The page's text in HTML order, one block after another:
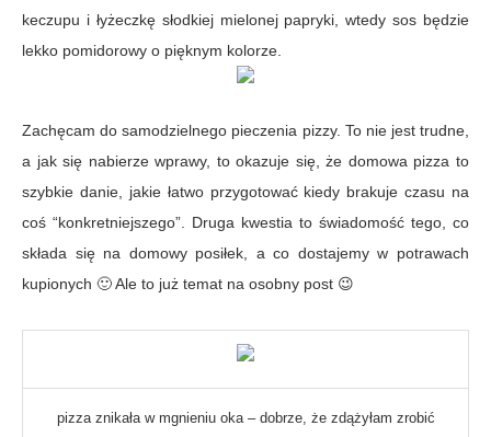
keczupu i łyżeczkę słodkiej mielonej papryki, wtedy sos będzie
lekko pomidorowy o pięknym kolorze.
Zachęcam do samodzielnego pieczenia pizzy. To nie jest trudne,
a jak się nabierze wprawy, to okazuje się, że domowa pizza to
szybkie danie, jakie łatwo przygotować kiedy brakuje czasu na
coś “konkretniejszego”. Druga kwestia to świadomość tego, co
składa się na domowy posiłek, a co dostajemy w potrawach
kupionych 🙂 Ale to już temat na osobny post 😉
pizza znikała w mgnieniu oka – dobrze, że zdążyłam zrobić